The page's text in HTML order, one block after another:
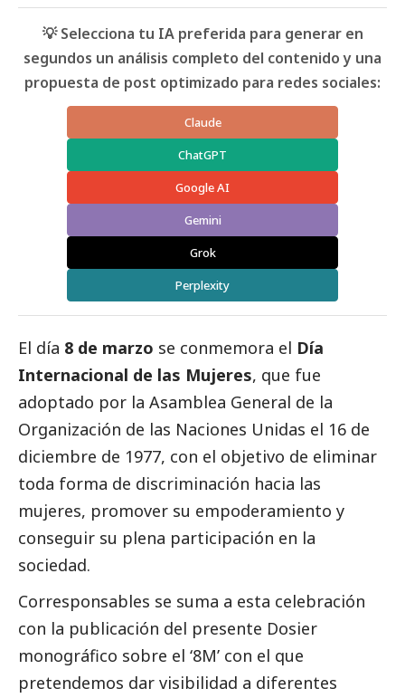
💡 Selecciona tu IA preferida para generar en
segundos un análisis completo del contenido y una
propuesta de post optimizado para redes sociales:
Claude
ChatGPT
Google AI
Gemini
Grok
Perplexity
El día 8 de marzo se conmemora el Día
Internacional de las Mujeres, que fue
adoptado por la Asamblea General de la
Organización de las Naciones Unidas el 16 de
diciembre de 1977, con el objetivo de eliminar
toda forma de discriminación hacia las
mujeres, promover su empoderamiento y
conseguir su plena participación en la
sociedad.
Corresponsables se suma a esta celebración
con la publicación del presente Dosier
monográfico sobre el ‘8M’ con el que
pretendemos dar visibilidad a diferentes